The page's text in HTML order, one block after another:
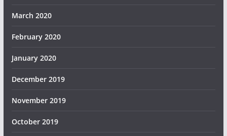
March 2020
February 2020
January 2020
December 2019
November 2019
October 2019